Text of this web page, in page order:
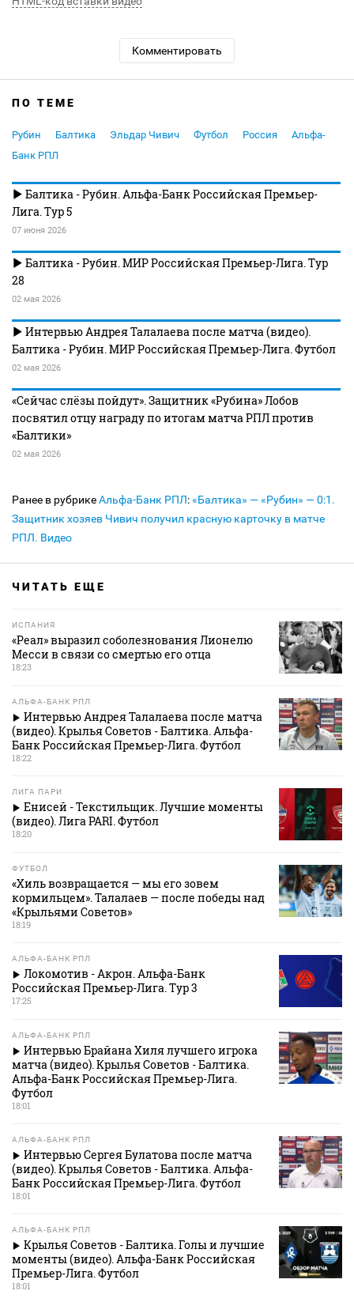
Комментировать
ПО ТЕМЕ
Рубин Балтика Эльдар Чивич Футбол Россия
Альфа-
Банк РПЛ
Балтика - Рубин. Альфа-Банк Российская Премьер-
Лига. Тур 5
07 июня 2026
Балтика - Рубин. МИР Российская Премьер-Лига. Тур
28
02 мая 2026
Интервью Андрея Талалаева после матча (видео).
Балтика - Рубин. МИР Российская Премьер-Лига. Футбол
02 мая 2026
«Сейчас слёзы пойдут». Защитник «Рубина» Лобов
посвятил отцу награду по итогам матча РПЛ против
«Балтики»
02 мая 2026
Ранее в рубрикеАльфа-Банк РПЛ:«Балтика» — «Рубин» — 0:1.
Защитник хозяев Чивич получил красную карточку в матче
РПЛ. Видео
ЧИТАТЬ ЕЩЕ
ИСПАНИЯ
«Реал» выразил соболезнования Лионелю
Месси в связи со смертью его отца
18:23
АЛЬФА-БАНК РПЛ
Интервью Андрея Талалаева после матча
(видео). Крылья Советов - Балтика. Альфа-
Банк Российская Премьер-Лига. Футбол
18:22
ЛИГА ПАРИ
Енисей - Текстильщик. Лучшие моменты
(видео). Лига PARI. Футбол
18:20
ФУТБОЛ
«Хиль возвращается — мы его зовем
кормильцем». Талалаев — после победы над
«Крыльями Советов»
18:19
АЛЬФА-БАНК РПЛ
Локомотив - Акрон. Альфа-Банк
Российская Премьер-Лига. Тур 3
17:25
АЛЬФА-БАНК РПЛ
Интервью Брайана Хиля лучшего игрока
матча (видео). Крылья Советов - Балтика.
Альфа-Банк Российская Премьер-Лига.
Футбол
18:01
АЛЬФА-БАНК РПЛ
Интервью Сергея Булатова после матча
(видео). Крылья Советов - Балтика. Альфа-
Банк Российская Премьер-Лига. Футбол
18:01
АЛЬФА-БАНК РПЛ
Крылья Советов - Балтика. Голы и лучшие
моменты (видео). Альфа-Банк Российская
Премьер-Лига. Футбол
18:01